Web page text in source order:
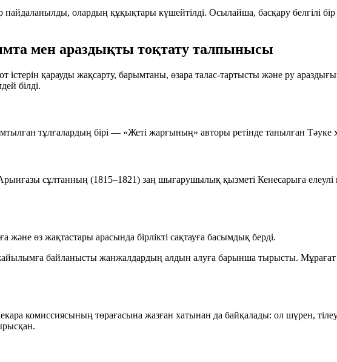
олардың құқықтары күшейтілді. Осылайша, басқару белгілі бір
мен араздықты тоқтату талпынысы
қарауды жақсарту, барымтаны, өзара талас-тартысты және ру
білді.
тұлғалардың бірі — «Жеті жарғының» авторы ретінде танылған Тәуке
сұлтанның (1815–1821) заң шығарушылық қызметі Кенесарыға
және өз жақтастары арасында бірлікті сақтауға басымдық берді.
байланысты жанжалдардың алдын алуға барынша тырысты. Мұрағат
комиссиясының төрағасына жазған хатынан да байқалады: ол шүрен,